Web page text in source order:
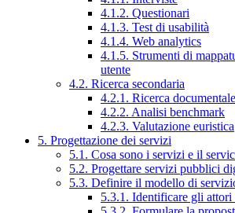
4.1.2. Questionari
4.1.3. Test di usabilità
4.1.4. Web analytics
4.1.5. Strumenti di
utente
4.2. Ricerca secondaria
4.2.1. Ricerca documentale
4.2.2. Analisi benchmark
4.2.3. Valutazione euristica
5. Progettazione dei servizi
5.1. Cosa sono i servizi e il
5.2. Progettare servizi pubblici
5.3. Definire il modello di
5.3.1. Identificare gli